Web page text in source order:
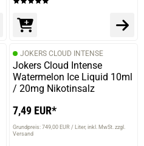
JOKERS CLOUD INTENSE
Jokers Cloud Intense
Watermelon Ice Liquid 10ml
/ 20mg Nikotinsalz
7,49 EUR*
Grundpreis: 749,00 EUR / Liter inkl. MwSt. zzgl.
Versand